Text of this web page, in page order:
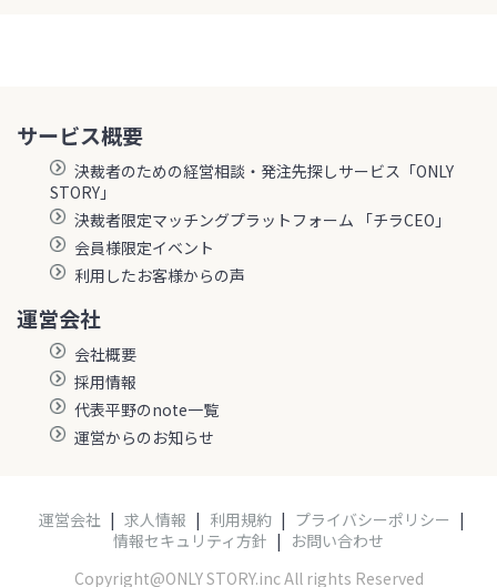
サービス概要
決裁者のための経営相談・発注先探しサービス「ONLY
STORY」
決裁者限定マッチングプラットフォーム 「チラCEO」
会員様限定イベント
利用したお客様からの声
運営会社
会社概要
採用情報
代表平野のnote一覧
運営からのお知らせ
運営会社 | 求人情報 | 利用規約 | プライバシーポリシー |
情報セキュリティ方針 | お問い合わせ
Copyright@ONLY STORY.inc All rights Reserved